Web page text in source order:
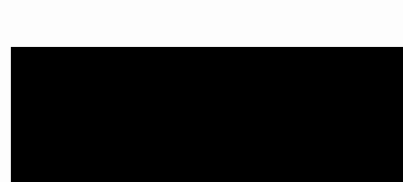
nieuwsbrief